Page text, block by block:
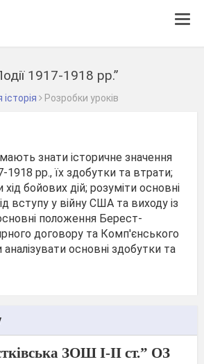
1917-1918 рр.”
історія Розробки уроків
мають знати історичне значення
1918 рр., їх здобутки та втрати;
бойових дій; розуміти основні
вступу у війну США та виходу із
положення Берест-
договору та Комп'єнського
основні здобутки та
ЗОШ І-ІІ ст.” ОЗ